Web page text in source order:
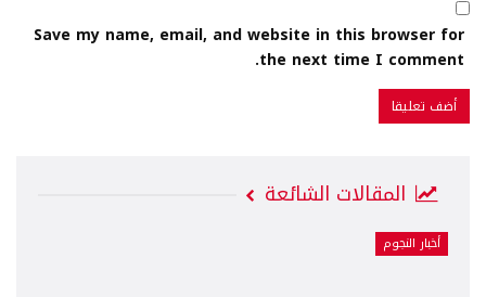
Save my name, email, and website in this browser for
the next time I comment.
المقالات الشائعة
أخبار النجوم